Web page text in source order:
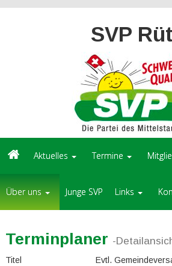
SVP
Aktuelles Termine
Über uns Junge SVP Links
Terminplaner -
Titel
Evtl.